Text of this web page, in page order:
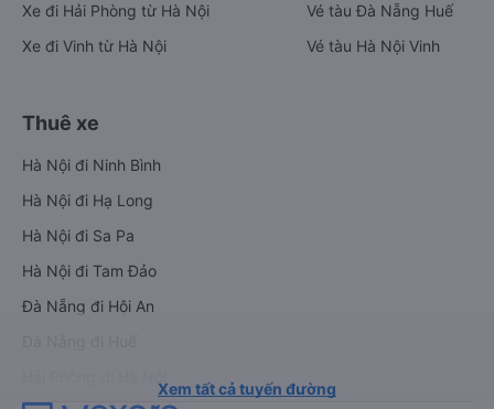
Xe đi Hải Phòng từ Hà Nội
Xe đi Vinh từ Hà Nội
Vé tàu Đà Nẵng Huế
Vé tàu Hà Nội Vinh
Thuê xe
Hà Nội đi Ninh Bình
Hà Nội đi Hạ Long
Hà Nội đi Sa Pa
Hà Nội đi Tam Đảo
Đà Nẵng đi Hội An
Xem tất cả tuyến đường